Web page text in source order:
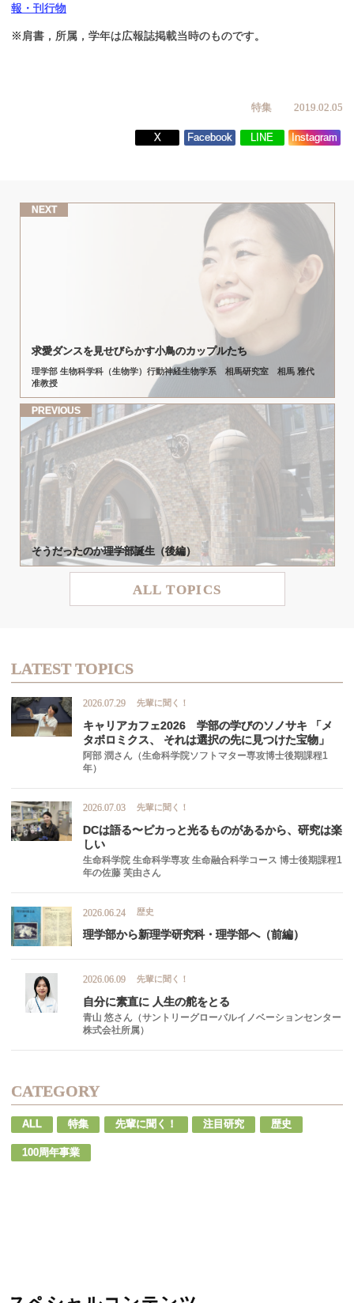
報・刊行物
※肩書，所属，学年は広報誌掲載当時のものです。
特集 2019.02.05
X Facebook LINE Instagram
NEXT
求愛ダンスを見せびらかす小鳥のカップルたち
理学部 生物科学科（生物学）行動神経生物学系 相馬研究室 相馬 雅代
准教授
PREVIOUS
そうだったのか理学部誕生（後編）
ALL TOPICS
LATEST TOPICS
2026.07.29 先輩に聞く！
キャリアカフェ2026 学部の学びのソノサキ
「メ
タボロミクス、
それは選択の先に見つけた宝物」
阿部 潤さん（生命科学院ソフトマター専攻博士後期課程1
年）
2026.07.03 先輩に聞く！
DCは語る〜ピカっと光るものがあるから、 研究は楽
しい
生命科学院 生命科学専攻 生命融合科学コース 博士後期課程1
年の佐藤 芙由さん
2026.06.24 歴史
理学部から新理学研究科・理学部へ（前編）
2026.06.09 先輩に聞く！
自分に素直に 人生の舵をとる
青山 悠さん（サントリーグローバルイノベーションセンター
株式会社所属）
CATEGORY
ALL 特集 先輩に聞く！ 注目研究 歴史
100周年事業